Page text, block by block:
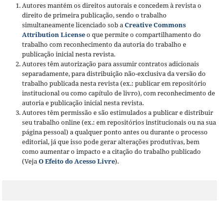
Autores mantém os direitos autorais e concedem à revista o
direito de primeira publicação, sendo o trabalho
simultaneamente licenciado sob aCreative Commons
Attribution Licenseo que permite o compartilhamento do
trabalho com reconhecimento da autoria do trabalho e
publicação inicial nesta revista.
Autores têm autorização para assumir contratos adicionais
separadamente, para distribuição não-exclusiva da versão do
trabalho publicada nesta revista (ex.: publicar em repositório
institucional ou como capítulo de livro), com reconhecimento de
autoria e publicação inicial nesta revista.
Autores têm permissão e são estimulados a publicar e distribuir
seu trabalho online (ex.: em repositórios institucionais ou na sua
página pessoal) a qualquer ponto antes ou durante o processo
editorial, já que isso pode gerar alterações produtivas, bem
como aumentar o impacto e a citação do trabalho publicado
(VejaO Efeito do Acesso Livre).